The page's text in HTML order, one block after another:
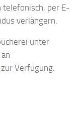
telefonisch, per E-
verlängern.
unter
zur Verfügung.